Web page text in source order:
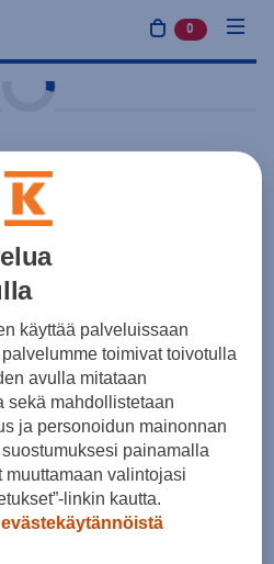
0 tuotetta
3,50 €
Joukkuetilaus
käyttää palveluissaan
toimivat toivotulla
avulla mitataan
sekä mahdollistetaan
ja personoidun mainonnan
painamalla
muuttamaan valintojasi
linkin kautta.